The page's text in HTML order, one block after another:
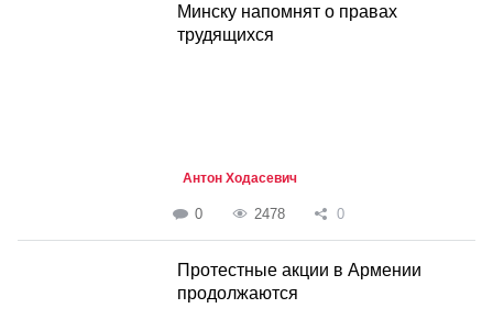
Минску напомнят о правах
трудящихся
Антон Ходасевич
0 2478 0
Протестные акции в Армении
продолжаются